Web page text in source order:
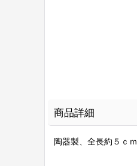
商品詳細
陶器製、全長約５ｃｍ